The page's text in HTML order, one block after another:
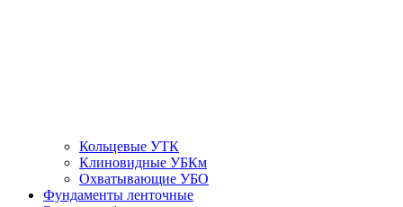
Кольцевые УТК
Клиновидные УБКм
Охватывающие УБО
Фундаменты ленточные